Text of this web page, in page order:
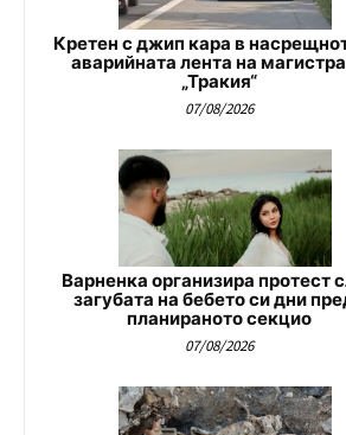
Кретен с джип кара в
аварийната лента на
„Тракия“
07/08/2026
Варненка организира протест
загубата на бебето си дни
планираното секцио
07/08/2026